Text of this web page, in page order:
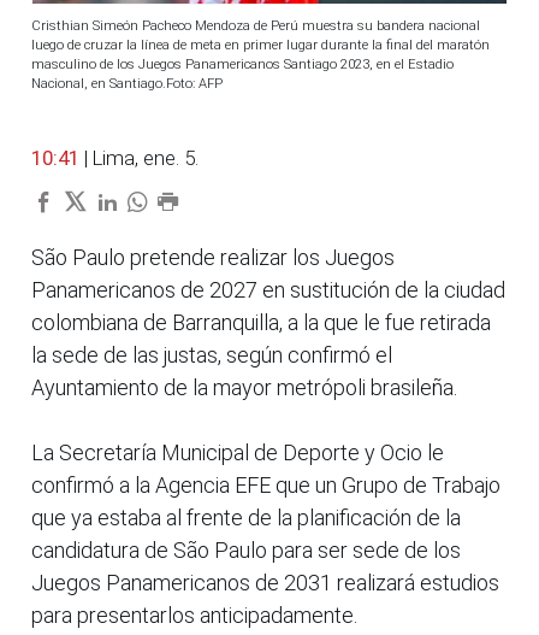
Cristhian Simeón Pacheco Mendoza de Perú muestra su bandera nacional
luego de cruzar la línea de meta en primer lugar durante la final del maratón
masculino de los Juegos Panamericanos Santiago 2023, en el Estadio
Nacional, en Santiago.Foto: AFP
10:41 | Lima, ene. 5.
São Paulo pretende realizar los Juegos
Panamericanos de 2027 en sustitución de la ciudad
colombiana de Barranquilla, a la que le fue retirada
la sede de las justas, según confirmó el
Ayuntamiento de la mayor metrópoli brasileña.
La Secretaría Municipal de Deporte y Ocio le
confirmó a la Agencia EFE que un Grupo de Trabajo
que ya estaba al frente de la planificación de la
candidatura de São Paulo para ser sede de los
Juegos Panamericanos de 2031 realizará estudios
para presentarlos anticipadamente.